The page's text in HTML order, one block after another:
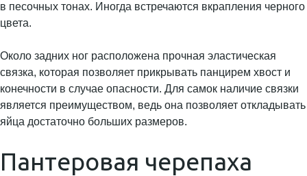
в песочных тонах. Иногда встречаются вкрапления черного
цвета.
Около задних ног расположена прочная эластическая
связка, которая позволяет прикрывать панцирем хвост и
конечности в случае опасности. Для самок наличие связки
является преимуществом, ведь она позволяет откладывать
яйца достаточно больших размеров.
Пантеровая черепаха